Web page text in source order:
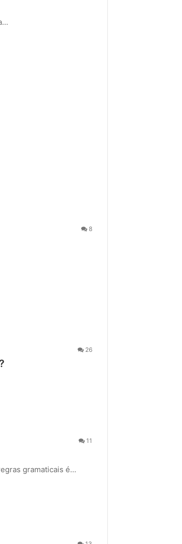
8
26
11
gramaticais é…